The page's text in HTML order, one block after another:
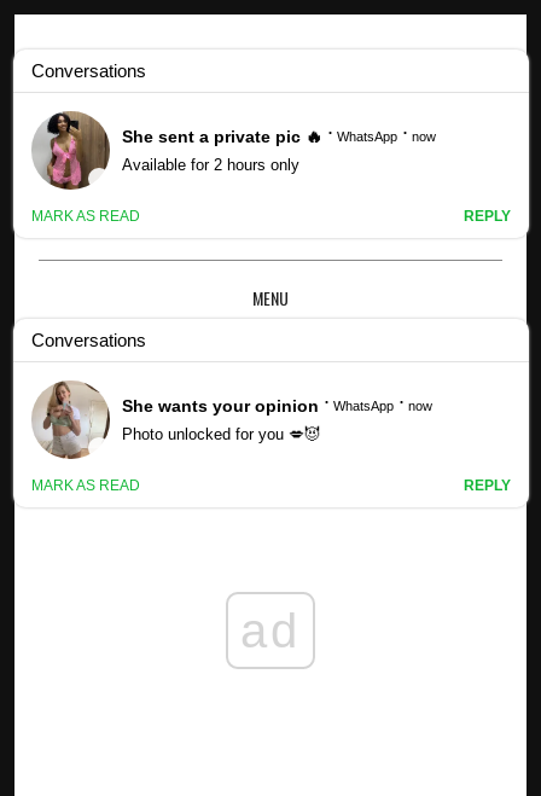
Profils Kpop
Profil et faits de Yeojin (LOONA) (mis à jour !) - Création
MENU
×
PROFIL ET FAITS DE YEOJIN (LOONA)
ad